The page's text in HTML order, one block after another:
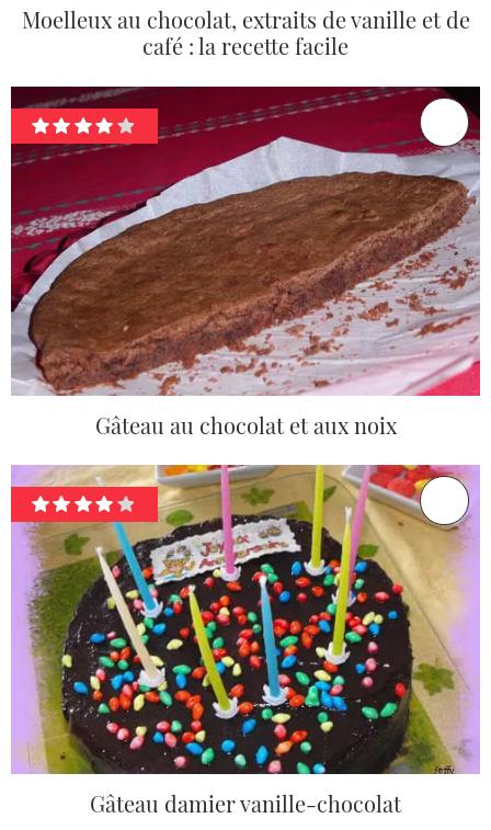
Moelleux au chocolat, extraits de vanille et de
café : la recette facile
Gâteau au chocolat et aux noix
Gâteau damier vanille-chocolat